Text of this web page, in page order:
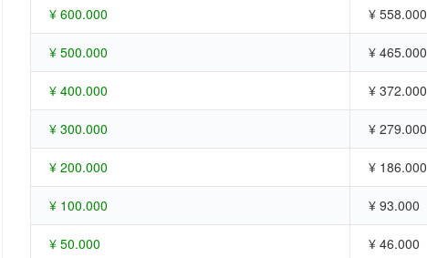
¥ 600.000 ¥ 558.000
¥ 500.000 ¥ 465.000
¥ 400.000 ¥ 372.000
¥ 300.000 ¥ 279.000
¥ 200.000 ¥ 186.000
¥ 100.000 ¥ 93.000
¥ 50.000 ¥ 46.000